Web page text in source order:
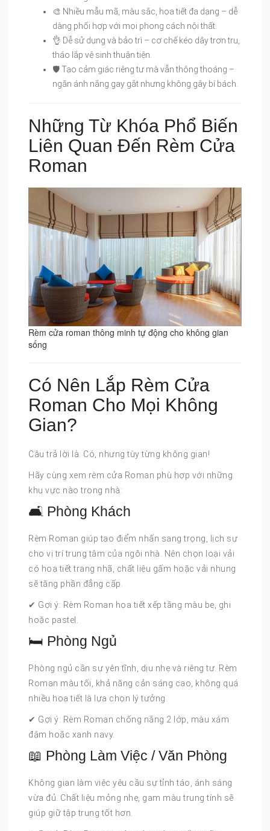
🎨 Nhiều mẫu mã, màu sắc, họa tiết đa dạng – dễ
dàng phối hợp với mọi phong cách nội thất.
👌 Dễ sử dụng và bảo trì – cơ chế kéo dây trơn tru,
tháo lắp vệ sinh thuận tiện.
🛡 Tạo cảm giác riêng tư mà vẫn thông thoáng –
ngăn ánh nắng gay gắt nhưng không gây bí bách.
Những Từ Khóa Phổ Biến
Liên Quan Đến Rèm Cửa
Roman
Rèm cửa roman thông minh tự động cho không gian
sống
Có Nên Lắp Rèm Cửa
Roman Cho Mọi Không
Gian?
Câu trả lời là: Có, nhưng tùy từng không gian!
Hãy cùng xem rèm cửa Roman phù hợp với những
khu vực nào trong nhà:
🛋 Phòng Khách
Rèm Roman giúp tạo điểm nhấn sang trọng, lịch sự
cho vị trí trung tâm của ngôi nhà. Nên chọn loại vải
có hoạ tiết trang nhã, chất liệu gấm hoặc vải nhung
sẽ tăng phần đẳng cấp.
✔ Gợi ý: Rèm Roman họa tiết xếp tầng màu be, ghi
hoặc pastel.
🛏 Phòng Ngủ
Phòng ngủ cần sự yên tĩnh, dịu nhẹ và riêng tư. Rèm
Roman màu tối, khả năng cản sáng cao, không quá
nhiều hoạ tiết là lựa chọn lý tưởng.
✔ Gợi ý: Rèm Roman chống nắng 2 lớp, màu xám
đậm hoặc xanh navy.
📖 Phòng Làm Việc / Văn Phòng
Không gian làm việc yêu cầu sự tỉnh táo, ánh sáng
vừa đủ. Chất liệu mỏng nhẹ, gam màu trung tính sẽ
giúp giữ tập trung tốt hơn.